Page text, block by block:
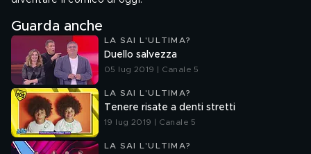
Guarda anche
LA SAI L'ULTIMA?
Duello salvezza
05 lug 2019 | Canale 5
LA SAI L'ULTIMA?
Tenere risate a denti stretti
19 lug 2019 | Canale 5
LA SAI L'ULTIMA?